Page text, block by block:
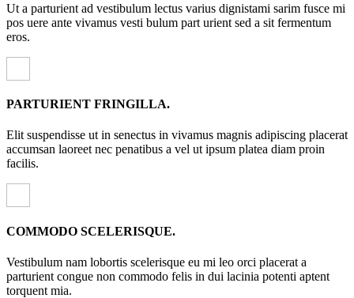
Ut a parturient ad vestibulum lectus varius dignistami sarim fusce mi
pos uere ante vivamus vesti bulum part urient sed a sit fermentum
eros.
PARTURIENT FRINGILLA.
Elit suspendisse ut in senectus in vivamus magnis adipiscing placerat
accumsan laoreet nec penatibus a vel ut ipsum platea diam proin
facilis.
COMMODO SCELERISQUE.
Vestibulum nam lobortis scelerisque eu mi leo orci placerat a
parturient congue non commodo felis in dui lacinia potenti aptent
torquent mia.